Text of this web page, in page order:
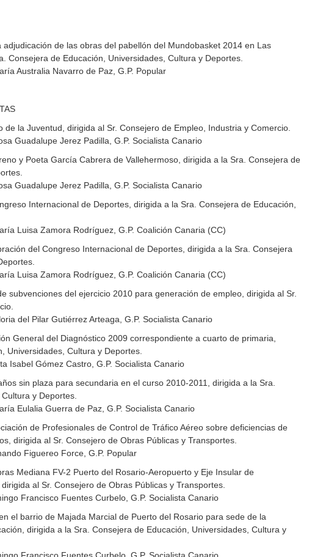
adjudicación de las obras del pabellón del Mundobasket 2014 en Las
Consejera de Educación, Universidades, Cultura y Deportes.
Australia Navarro de Paz, G.P. Popular
de la Juventud, dirigida al Sr. Consejero de Empleo, Industria y Comercio.
Guadalupe Jerez Padilla, G.P. Socialista Canario
y Poeta García Cabrera de Vallehermoso, dirigida a la Sra. Consejera de
Guadalupe Jerez Padilla, G.P. Socialista Canario
Internacional de Deportes, dirigida a la Sra. Consejera de Educación,
Luisa Zamora Rodríguez, G.P. Coalición Canaria (CC)
del Congreso Internacional de Deportes, dirigida a la Sra. Consejera
Luisa Zamora Rodríguez, G.P. Coalición Canaria (CC)
subvenciones del ejercicio 2010 para generación de empleo, dirigida al Sr.
del Pilar Gutiérrez Arteaga, G.P. Socialista Canario
General del Diagnóstico 2009 correspondiente a cuarto de primaria,
Universidades, Cultura y Deportes.
Isabel Gómez Castro, G.P. Socialista Canario
sin plaza para secundaria en el curso 2010-2011, dirigida a la Sra.
y Deportes.
Eulalia Guerra de Paz, G.P. Socialista Canario
de Profesionales de Control de Tráfico Aéreo sobre deficiencias de
dirigida al Sr. Consejero de Obras Públicas y Transportes.
Figuereo Force, G.P. Popular
Mediana FV-2 Puerto del Rosario-Aeropuerto y Eje Insular de
al Sr. Consejero de Obras Públicas y Transportes.
Francisco Fuentes Curbelo, G.P. Socialista Canario
el barrio de Majada Marcial de Puerto del Rosario para sede de la
dirigida a la Sra. Consejera de Educación, Universidades, Cultura y